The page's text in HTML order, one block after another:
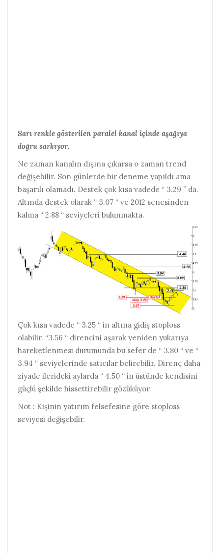
Sarı renkle gösterilen paralel kanal içinde aşağıya
doğru sarkıyor.
Ne zaman kanalın dışına çıkarsa o zaman trend
değişebilir. Son günlerde bir deneme yapıldı ama
başarılı olamadı. Destek çok kısa vadede “ 3.29 ” da.
Altında destek olarak “ 3.07 “ ve 2012 senesinden
kalma “ 2.88 “ seviyeleri bulunmakta.
Çok kısa vadede “ 3.25 “ in altına gidiş stoploss
olabilir. “3.56 “ direncini aşarak yeniden yukarıya
hareketlenmesi durumunda bu sefer de “ 3.80 “ ve “
3.94 “ seviyelerinde satıcılar belirebilir. Direnç daha
ziyade ilerideki aylarda “ 4.50 “ in üstünde kendisini
güçlü şekilde hissettirebilir gözüküyor.
Not : Kişinin yatırım felsefesine göre stoploss
seviyesi değişebilir.